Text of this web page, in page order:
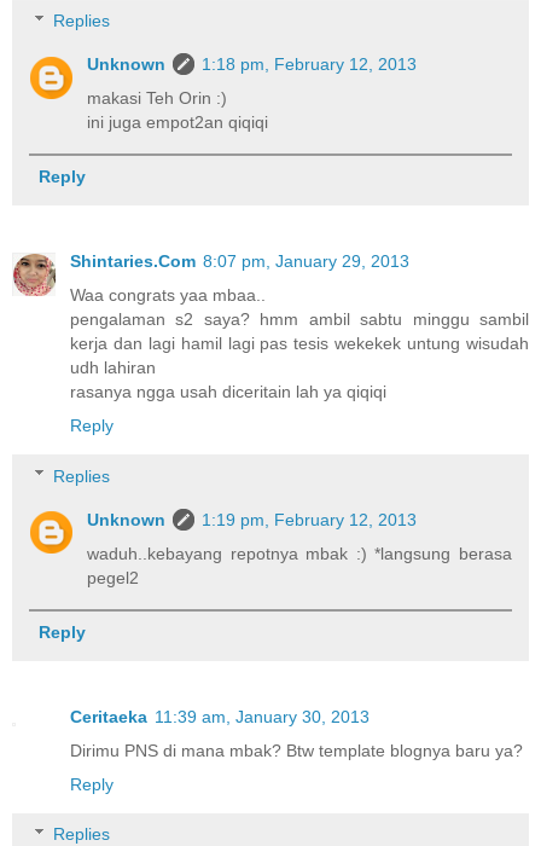
Replies
Unknown
1:18 pm, February 12, 2013
makasi Teh Orin :)
ini juga empot2an qiqiqi
Reply
Shintaries.Com 8:07 pm, January 29, 2013
Waa congrats yaa mbaa..
pengalaman s2 saya? hmm ambil sabtu minggu sambil
kerja dan lagi hamil lagi pas tesis wekekek untung wisudah
udh lahiran
rasanya ngga usah diceritain lah ya qiqiqi
Reply
Replies
Unknown
1:19 pm, February 12, 2013
waduh..kebayang repotnya mbak :) *langsung berasa
pegel2
Reply
Ceritaeka 11:39 am, January 30, 2013
Dirimu PNS di mana mbak? Btw template blognya baru ya?
Reply
Replies